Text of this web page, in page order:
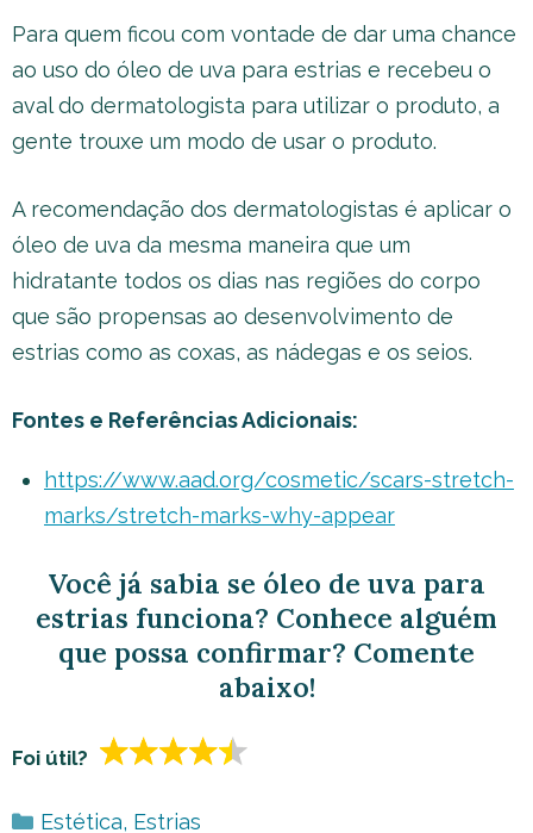
Para quem ficou com vontade de dar uma chance
ao uso do óleo de uva para estrias e recebeu o
aval do dermatologista para utilizar o produto, a
gente trouxe um modo de usar o produto.
A recomendação dos dermatologistas é aplicar o
óleo de uva da mesma maneira que um
hidratante todos os dias nas regiões do corpo
que são propensas ao desenvolvimento de
estrias como as coxas, as nádegas e os seios.
Fontes e Referências Adicionais:
https://www.aad.org/cosmetic/scars-stretch-
marks/stretch-marks-why-appear
Você já sabia se óleo de uva para
estrias funciona? Conhece alguém
que possa confirmar? Comente
abaixo!
Foi útil?
Categorias
Estética, Estrias